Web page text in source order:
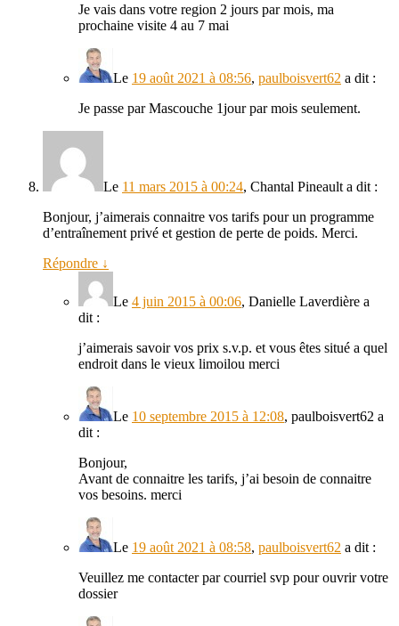
Je vais dans votre region 2 jours par mois, ma
prochaine visite 4 au 7 mai
Le 19 août 2021 à 08:56, paulboisvert62 a dit :
Je passe par Mascouche 1jour par mois seulement.
Le 11 mars 2015 à 00:24, Chantal Pineault a dit :
Bonjour, j’aimerais connaitre vos tarifs pour un programme
d’entraînement privé et gestion de perte de poids. Merci.
Répondre ↓
Le 4 juin 2015 à 00:06, Danielle Laverdière a
dit :
j’aimerais savoir vos prix s.v.p. et vous êtes situé a quel
endroit dans le vieux limoilou merci
Le 10 septembre 2015 à 12:08, paulboisvert62 a
dit :
Bonjour,
Avant de connaitre les tarifs, j’ai besoin de connaitre
vos besoins. merci
Le 19 août 2021 à 08:58, paulboisvert62 a dit :
Veuillez me contacter par courriel svp pour ouvrir votre
dossier